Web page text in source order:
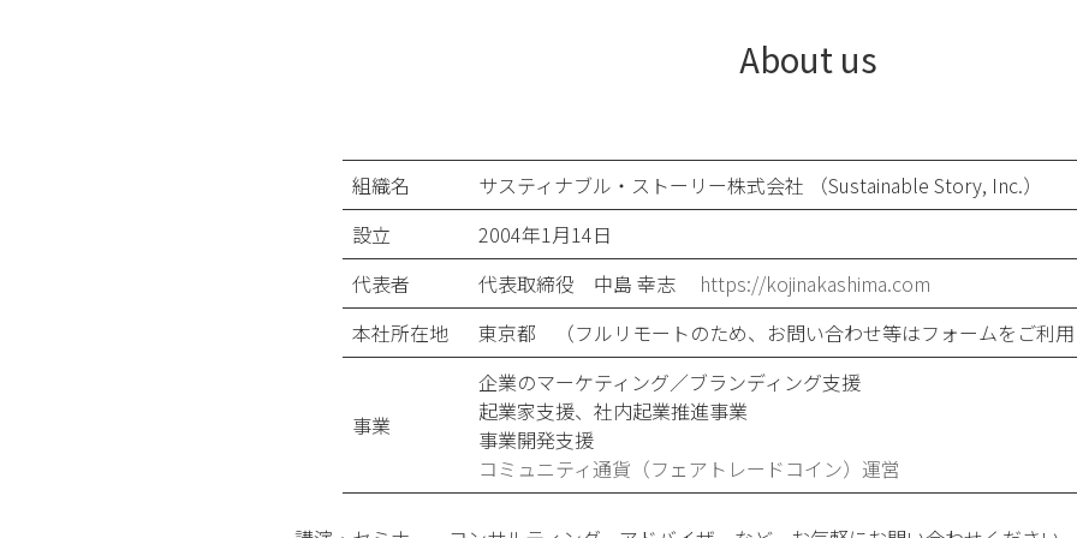
About us
組織名
サスティナブル・ストーリー株式会社 （Sustainable Story, Inc.）
設立
2004年1月14日
代表者
代表取締役 中島 幸志 https://kojinakashima.com
本社所在地
東京都 （フルリモートのため、お問い合わせ等はフォームをご利用
事業
企業のマーケティング／ブランディング支援
起業家支援、社内起業推進事業
事業開発支援
コミュニティ通貨（フェアトレードコイン）運営